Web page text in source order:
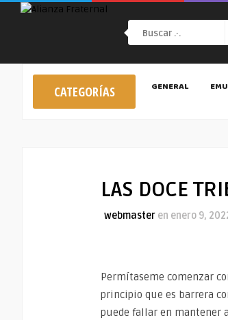
CATEGORÍAS GENERAL
LAS DOCE
webmaster en enero 9,
Permítaseme comenzar
principio que es barrera
puede fallar en mantener